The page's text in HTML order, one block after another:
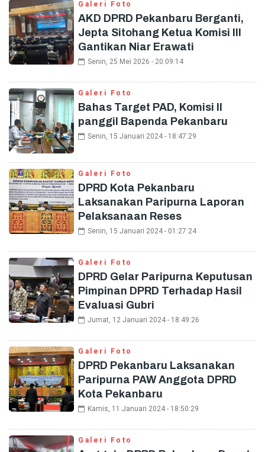
Galeri Foto
AKD DPRD Pekanbaru Berganti,
Jepta Sitohang Ketua Komisi III
Gantikan Niar Erawati
Senin, 25 Mei 2026 - 20:09:14
Galeri Foto
Bahas Target PAD, Komisi II
panggil Bapenda Pekanbaru
Senin, 15 Januari 2024 - 18:47:29
Galeri Foto
DPRD Kota Pekanbaru
Laksanakan Paripurna Laporan
Pelaksanaan Reses
Senin, 15 Januari 2024 - 01:27:24
Galeri Foto
DPRD Gelar Paripurna Keputusan
Pimpinan DPRD Terhadap Hasil
Evaluasi Gubri
Jumat, 12 Januari 2024 - 18:49:26
Galeri Foto
DPRD Pekanbaru Laksanakan
Paripurna PAW Anggota DPRD
Kota Pekanbaru
Kamis, 11 Januari 2024 - 18:50:29
Galeri Foto